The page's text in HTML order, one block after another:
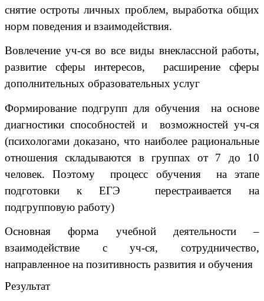
снятие остроты личных проблем, выработка общих
норм поведения и взаимодействия.
Вовлечение уч-ся во все виды внеклассной работы,
развитие сферы интересов, расширение сферы
дополнительных образовательных услуг
Формирование подгрупп для обучения на основе
диагностики способностей и возможностей уч-ся
(психологами доказано, что наиболее рациональные
отношения складываются в группах от 7 до 10
человек. Поэтому процесс обучения на этапе
подготовки к ЕГЭ перестраивается на
подгрупповую работу)
Основная форма учебной деятельности –
взаимодействие с уч-ся, сотрудничество,
направленное на позитивность развития и обучения
Результат